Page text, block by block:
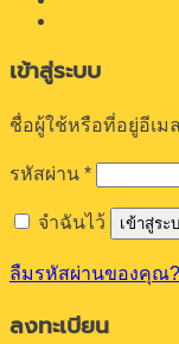
ชื่อผู้ใช้หรือที่อยู่อีเมล
รหัสผ่าน*ต้องการ
จำฉันไว้ เข้าสู่ระ
ลืมรหัสผ่านของคุณ?
ลงทะเบียน
อีเมล*ต้องการ
A link to set a new